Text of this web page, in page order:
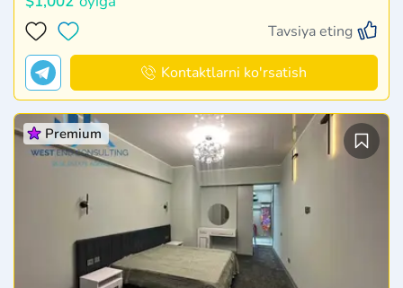
Tavsiya eting
Kontaktlarni ko'rsatish
Premium